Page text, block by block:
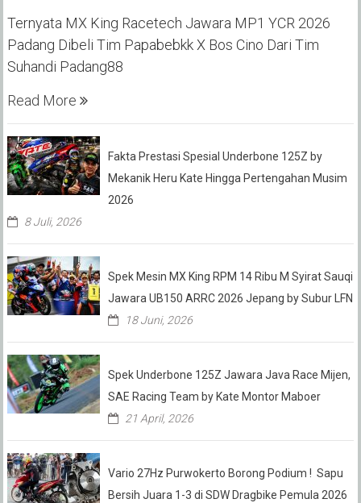
Ternyata MX King Racetech Jawara MP1 YCR 2026
Padang Dibeli Tim Papabebkk X Bos Cino Dari Tim
Suhandi Padang88
Read More
Fakta Prestasi Spesial Underbone 125Z by
Mekanik Heru Kate Hingga Pertengahan Musim
2026
8 Juli, 2026
Spek Mesin MX King RPM 14 Ribu M Syirat Sauqi
Jawara UB150 ARRC 2026 Jepang by Subur LFN
18 Juni, 2026
Spek Underbone 125Z Jawara Java Race Mijen,
SAE Racing Team by Kate Montor Maboer
21 April, 2026
Vario 27Hz Purwokerto Borong Podium ! Sapu
Bersih Juara 1-3 di SDW Dragbike Pemula 2026